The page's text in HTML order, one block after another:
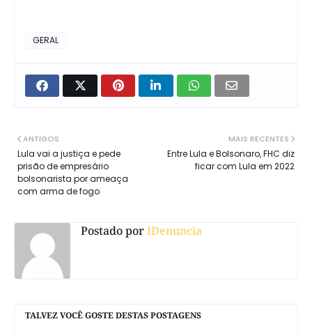
GERAL
MAIS RECENTES
Entre Lula e Bolsonaro, FHC diz
ficar com Lula em 2022
ANTIGOS
Lula vai a justiça e pede
prisão de empresário
bolsonarista por ameaça
com arma de fogo
Postado porIDenuncia
TALVEZ VOCÊ GOSTE DESTAS POSTAGENS